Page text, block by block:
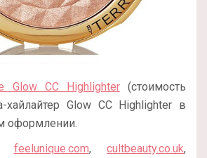
Glow CC Highlighter(стоимость
хайлайтер Glow CC Highlighter в
оформлении.
feelunique.com,cultbeauty.co.uk,